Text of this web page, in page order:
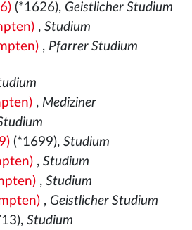
(*1626), Geistlicher Studium
, Studium
, Pfarrer Studium
, Mediziner
(*1699), Studium
, Studium
, Studium
, Geistlicher Studium
Studium